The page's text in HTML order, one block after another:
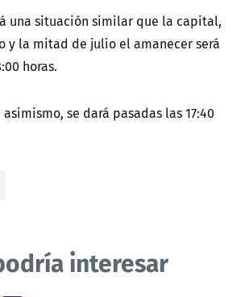
una situación similar que la capital,
y la mitad de julio el amanecer será
horas.
se dará pasadas las 17:40
interesar